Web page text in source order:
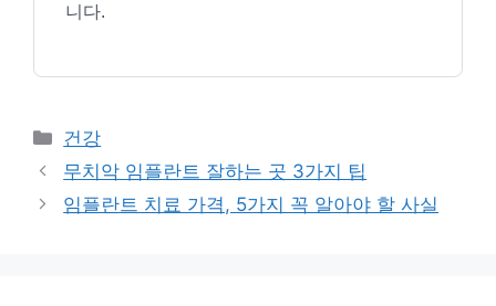
니다.
Categories
건강
무치악 임플란트 잘하는 곳 3가지 팁
임플란트 치료 가격, 5가지 꼭 알아야 할 사실